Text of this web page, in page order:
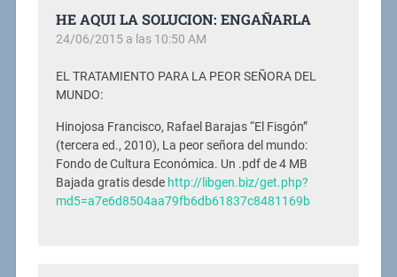
HE AQUI LA SOLUCION: ENGAÑARLA
24/06/2015 a las 10:50 AM
EL TRATAMIENTO PARA LA PEOR SEÑORA DEL
MUNDO:
Hinojosa Francisco, Rafael Barajas “El Fisgón”
(tercera ed., 2010), La peor señora del mundo:
Fondo de Cultura Económica. Un .pdf de 4 MB
Bajada gratis desde http://libgen.biz/get.php?
md5=a7e6d8504aa79fb6db61837c8481169b